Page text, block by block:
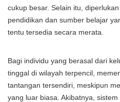
cukup besar. Selain itu,
pendidikan dan sumber belajar
tentu tersedia secara merata.
Bagi individu yang berasal dari
tinggal di wilayah terpencil,
tantangan tersendiri, meskipun
yang luar biasa. Akibatnya,